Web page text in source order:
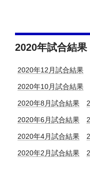
2020年試合結果
2020年12月試合結果
2020年10月試合結果
2020年8月試合結果
2020年6月試合結果
2020年4月試合結果
2020年2月試合結果